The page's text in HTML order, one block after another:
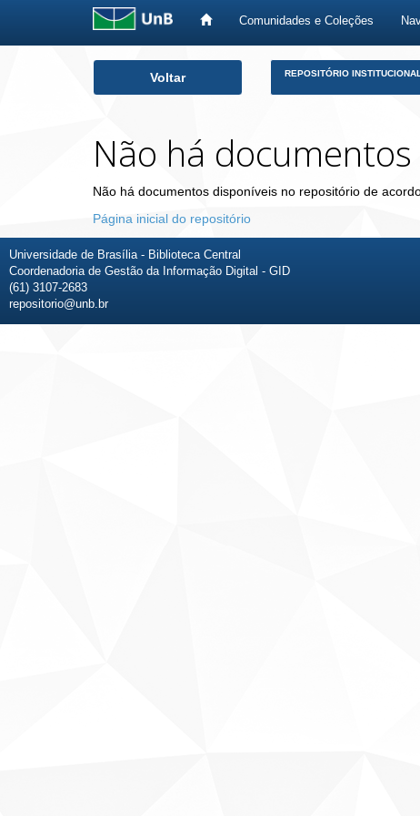
Comunidades e Coleções
Voltar REPOSITÓRIO
Não há documentos
Não há documentos disponíveis no repositório de
Página inicial do repositório
Universidade de Brasília - Biblioteca Central
Coordenadoria de Gestão da Informação Digital - GID
(61) 3107-2683
repositorio@unb.br